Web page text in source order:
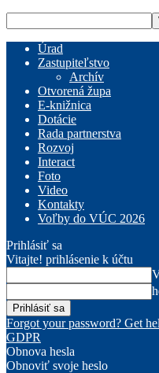
Úrad
Zastupiteľstvo
Archív
Otvorená župa
E-knižnica
Dotácie
Rada partnerstva
Rozvoj
Interact
Foto
Video
Kontakty
Voľby do VÚC 2026
Prihlásiť sa
Vitajte! prihlásenie k účtu
Forgot your password? Get
GDPR
Obnova hesla
Obnoviť svoje heslo